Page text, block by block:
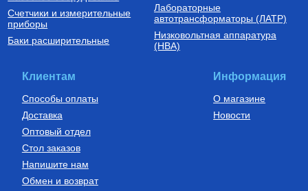
Котлы газовые настенные
Котел газовый настенный
одноконтурный Vitabel HF 32
63 890Руб.
Купить
Дымоходы для котлов DN 80
(традиционные)
Элемент дымохода DN80
Руб.
Купить
Счетчики и измерительные
приборы
Баки расширительные
Лабораторные
автотрансформаторы (ЛАТР)
Низковольтная аппаратура
(НВА)
Клиентам
Способы оплаты
Доставка
Оптовый отдел
Стол заказов
Напишите нам
Обмен и возврат
Информация
О магазине
Новости